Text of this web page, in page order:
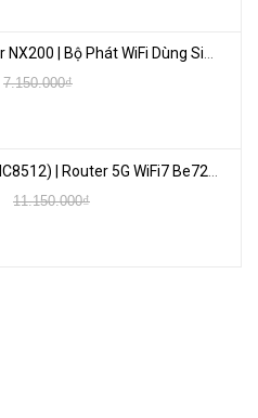
7.150.000₫
11.150.000₫